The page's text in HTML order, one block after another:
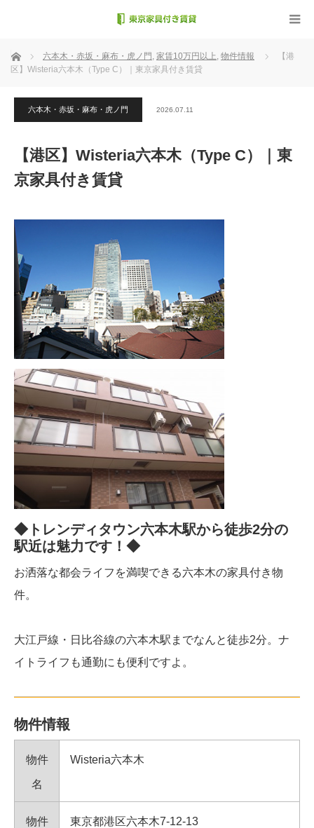
ホーム 六本木・赤坂・麻布・虎ノ門 , 家賃10万円以上, 物件情報
【港
区】Wisteria六本木（Type C）｜東京家具付き賃貸
六本木・赤坂・麻布・虎ノ門 2026.07.11
【港区】Wisteria六本木（Type C）｜東
京家具付き賃貸
◆トレンディタウン六本木駅から徒歩2分の
駅近は魅力です！◆
お洒落な都会ライフを満喫できる六本木の家具付き物
件。
大江戸線・日比谷線の六本木駅までなんと徒歩2分。ナ
イトライフも通勤にも便利ですよ。
物件情報
物件
名
Wisteria六本木
物件 東京都港区六本木7-12-13